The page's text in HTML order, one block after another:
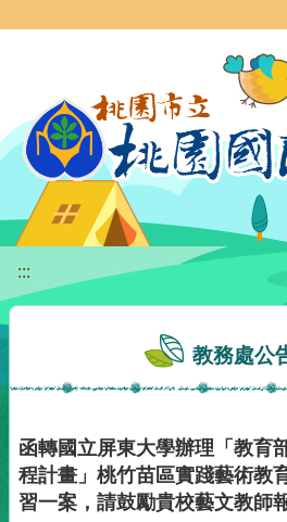
:::
教務處公
函轉國立屏東大學辦理「教育
程計畫」桃竹苗區實踐藝術教
習一案，請鼓勵貴校藝文教師